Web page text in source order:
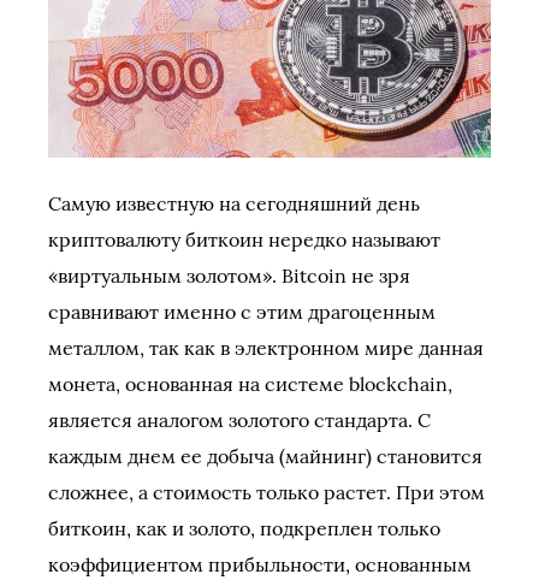
Самую известную на сегодняшний день
криптовалюту биткоин нередко называют
«виртуальным золотом». Bitcoin не зря
сравнивают именно с этим драгоценным
металлом, так как в электронном мире данная
монета, основанная на системе blockchain,
является аналогом золотого стандарта. С
каждым днем ее добыча (майнинг) становится
сложнее, а стоимость только растет. При этом
биткоин, как и золото, подкреплен только
коэффициентом прибыльности, основанным